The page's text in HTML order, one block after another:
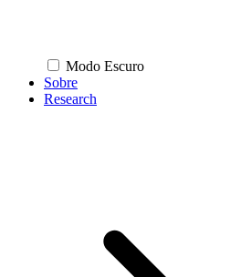
Modo Escuro
Sobre
Research